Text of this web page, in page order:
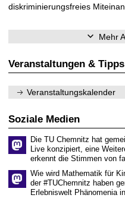
diskriminierungsfreies
Mehr
Veranstaltungen & Tipps
Veranstaltungskalender
Soziale Medien
Die TU Chemnitz hat
Live konzipiert, eine
erkennt die Stimmen von
Wie wird Mathematik für
der #TUChemnitz haben
Erlebniswelt Phänomenia